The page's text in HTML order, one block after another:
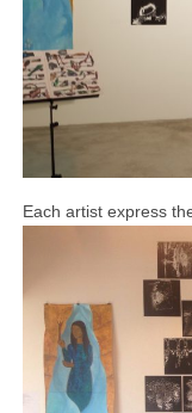
Each artist express